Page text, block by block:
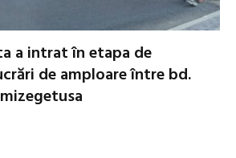
a intrat în etapa de
de amploare între bd.